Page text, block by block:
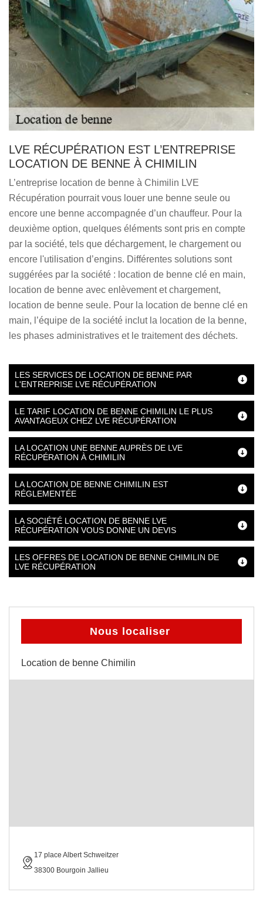
LVE RÉCUPÉRATION EST L’ENTREPRISE
LOCATION DE BENNE À CHIMILIN
L’entreprise location de benne à Chimilin LVE
Récupération pourrait vous louer une benne seule ou
encore une benne accompagnée d’un chauffeur. Pour la
deuxième option, quelques éléments sont pris en compte
par la société, tels que déchargement, le chargement ou
encore l'utilisation d’engins. Différentes solutions sont
suggérées par la société : location de benne clé en main,
location de benne avec enlèvement et chargement,
location de benne seule. Pour la location de benne clé en
main, l’équipe de la société inclut la location de la benne,
les phases administratives et le traitement des déchets.
LES SERVICES DE LOCATION DE BENNE PAR
L'ENTREPRISE LVE RÉCUPÉRATION
LE TARIF LOCATION DE BENNE CHIMILIN LE PLUS
AVANTAGEUX CHEZ LVE RÉCUPÉRATION
LA LOCATION UNE BENNE AUPRÈS DE LVE
RÉCUPÉRATION À CHIMILIN
LA LOCATION DE BENNE CHIMILIN EST
RÉGLEMENTÉE
LA SOCIÉTÉ LOCATION DE BENNE LVE
RÉCUPÉRATION VOUS DONNE UN DEVIS
LES OFFRES DE LOCATION DE BENNE CHIMILIN DE
LVE RÉCUPÉRATION
Nous localiser
Location de benne Chimilin
17 place Albert Schweitzer
38300 Bourgoin Jallieu